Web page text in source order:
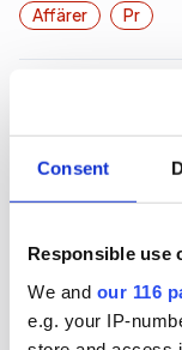
Consent
Responsible use
We and our 116
e.g. your IP-
Affärer Pr
För första
Affärer Pr